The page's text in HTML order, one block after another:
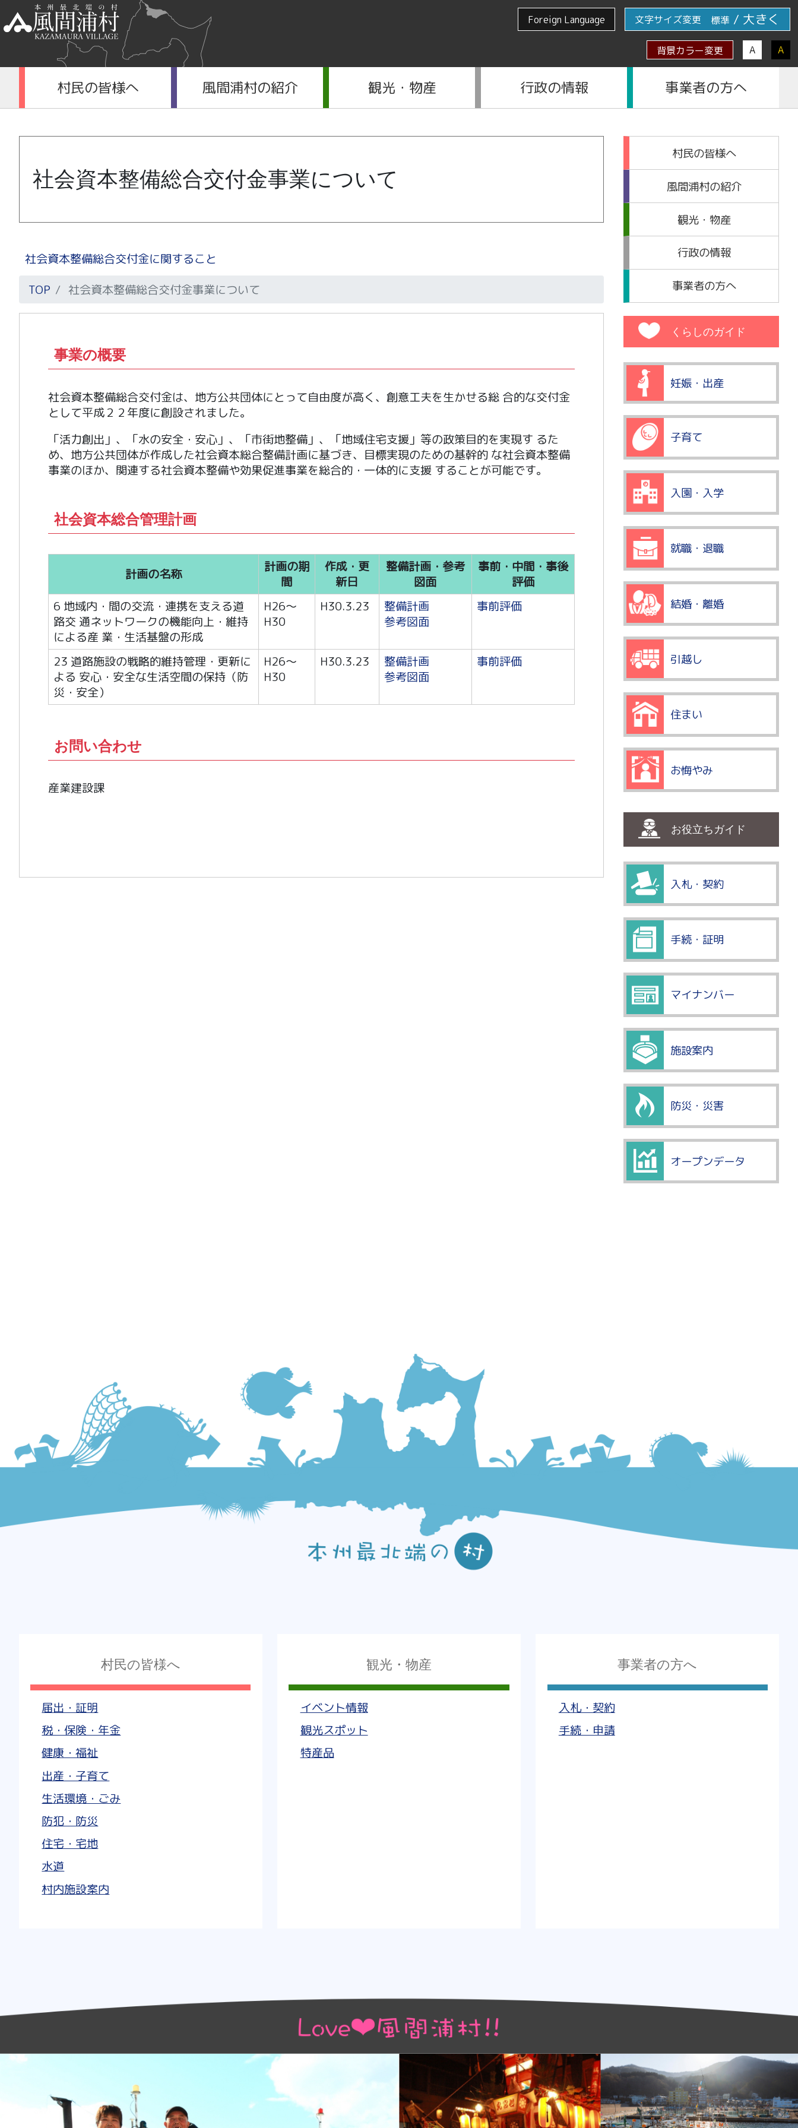
Foreign Language 文字サイズ変更 標準 / 大きく
背景カラー変更 A A
村民の皆様へ 風間浦村の紹介 観光・物産 行政の情報 事業者の方へ
社会資本整備総合交付金事業について
社会資本整備総合交付金に関すること
TOP
社会資本整備総合交付金事業について
事業の概要
社会資本整備総合交付金は、地方公共団体にとって自由度が高く、創意工夫を生かせる総 合的な交付金
として平成２２年度に創設されました。
「活力創出」、「水の安全・安心」、「市街地整備」、「地域住宅支援」等の政策目的を実現す るた
め、地方公共団体が作成した社会資本総合整備計画に基づき、目標実現のための基幹的 な社会資本整備
事業のほか、関連する社会資本整備や効果促進事業を総合的・一体的に支援 することが可能です。
社会資本総合管理計画
計画の名称
計画の期
間
作成・更
新日
整備計画・参考
図面
事前・中間・事後
評価
6 地域内・間の交流・連携を支える道
路交 通ネットワークの機能向上・維持
による産 業・生活基盤の形成
H26～
H30
H30.3.23
整備計画
参考図面
事前評価
23 道路施設の戦略的維持管理・更新に
よる 安心・安全な生活空間の保持（防
災・安全）
H26～
H30
H30.3.23
整備計画
参考図面
事前評価
お問い合わせ
産業建設課
村民の皆様へ
風間浦村の紹介
観光・物産
行政の情報
事業者の方へ
くらしのガイド
妊娠・出産
子育て
入園・入学
就職・退職
結婚・離婚
引越し
住まい
お悔やみ
お役立ちガイド
入札・契約
手続・証明
マイナンバー
施設案内
防災・災害
オープンデータ
村民の皆様へ
届出・証明
税・保険・年金
健康・福祉
出産・子育て
生活環境・ごみ
防犯・防災
住宅・宅地
水道
村内施設案内
観光・物産
イベント情報
観光スポット
特産品
事業者の方へ
入札・契約
手続・申請